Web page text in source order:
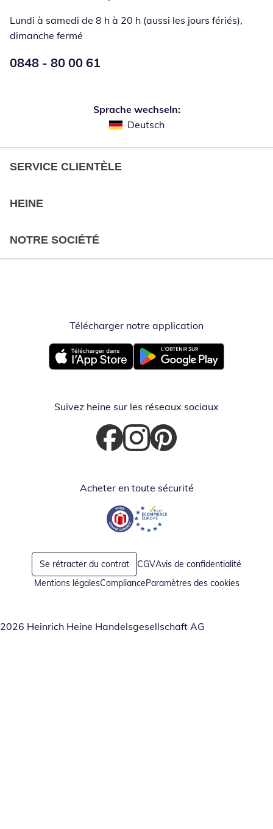
Lundi à samedi de 8 h à 20 h (aussi les jours fériés),
dimanche fermé
Numéro de téléphone:
0848 - 80 00 61
Sprache wechseln:
Deutsch
SERVICE CLIENTÈLE
HEINE
NOTRE SOCIÉTÉ
Télécharger notre application
Opent in nieuw vensterOpent in nieuw venster
Suivez heine sur les réseaux sociaux
Opent in nieuw venster
Opent in nieuw venster
Opent in nieuw venster
Acheter en toute sécurité
Opent in nieuw venster
Opent in nieuw venster
Se rétracter du contrat CGVAvis de confidentialité
Mentions légalesComplianceParamètres des cookies
2026 Heinrich Heine Handelsgesellschaft AG